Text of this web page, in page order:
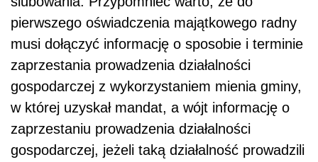
pierwszego oświadczenia majątkowego radny
musi dołączyć informację o sposobie i terminie
zaprzestania prowadzenia działalności
gospodarczej z wykorzystaniem mienia gminy,
w której uzyskał mandat, a wójt informację o
zaprzestaniu prowadzenia działalności
gospodarczej, jeżeli taką działalność prowadzili